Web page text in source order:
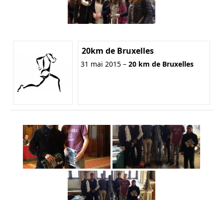
20km de Bruxelles
31 mai 2015 – 20 km de Bruxelles